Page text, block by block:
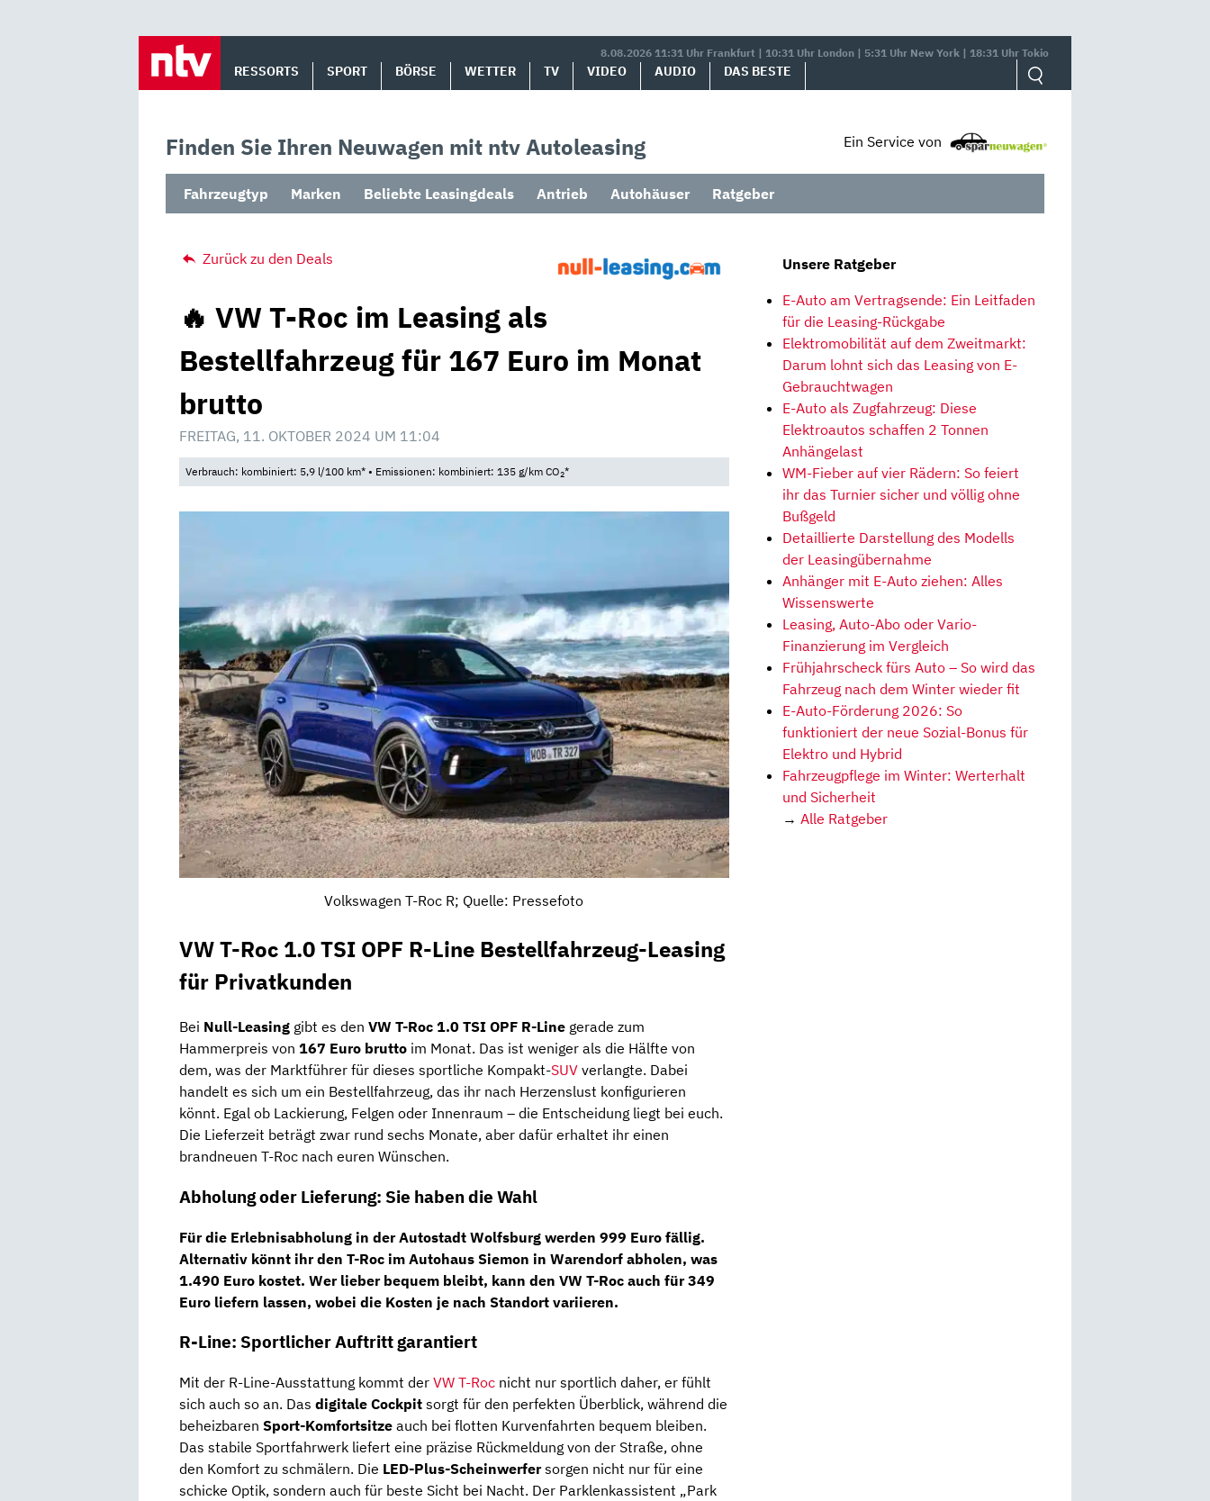
8.08.2026 11:31 Uhr Frankfurt | 10:31 Uhr London | 5:31 Uhr New York | 18:31 Uhr Tokio
RESSORTS SPORT BÖRSE WETTER TV VIDEO AUDIO DAS BESTE
Finden Sie Ihren Neuwagen mit ntv Autoleasing Ein Service von
Fahrzeugtyp Marken Beliebte Leasingdeals Antrieb Autohäuser Ratgeber
Zurück zu den Deals
🔥 VW T-Roc im Leasing als
Bestellfahrzeug für 167 Euro im Monat
brutto
FREITAG, 11. OKTOBER 2024 UM 11:04
Verbrauch: kombiniert: 5,9 l/100 km* • Emissionen: kombiniert: 135 g/km CO2*
Volkswagen T-Roc R; Quelle: Pressefoto
VW T-Roc 1.0 TSI OPF R-Line Bestellfahrzeug-Leasing
für Privatkunden
Bei Null-Leasing gibt es den VW T-Roc 1.0 TSI OPF R-Line gerade zum
Hammerpreis von 167 Euro brutto im Monat. Das ist weniger als die Hälfte von
dem, was der Marktführer für dieses sportliche Kompakt-SUV verlangte. Dabei
handelt es sich um ein Bestellfahrzeug, das ihr nach Herzenslust konfigurieren
könnt. Egal ob Lackierung, Felgen oder Innenraum – die Entscheidung liegt bei euch.
Die Lieferzeit beträgt zwar rund sechs Monate, aber dafür erhaltet ihr einen
brandneuen T-Roc nach euren Wünschen.
Abholung oder Lieferung: Sie haben die Wahl
Für die Erlebnisabholung in der Autostadt Wolfsburg werden 999 Euro fällig.
Alternativ könnt ihr den T-Roc im Autohaus Siemon in Warendorf abholen, was
1.490 Euro kostet. Wer lieber bequem bleibt, kann den VW T-Roc auch für 349
Euro liefern lassen, wobei die Kosten je nach Standort variieren.
R-Line: Sportlicher Auftritt garantiert
Mit der R-Line-Ausstattung kommt der VW T-Roc nicht nur sportlich daher, er fühlt
sich auch so an. Das digitale Cockpit sorgt für den perfekten Überblick, während die
beheizbaren Sport-Komfortsitze auch bei flotten Kurvenfahrten bequem bleiben.
Das stabile Sportfahrwerk liefert eine präzise Rückmeldung von der Straße, ohne
den Komfort zu schmälern. Die LED-Plus-Scheinwerfersorgen nicht nur für eine
schicke Optik, sondern auch für beste Sicht bei Nacht. Der Parklenkassistent „Park
Unsere Ratgeber
E-Auto am Vertragsende: Ein Leitfaden
für die Leasing-Rückgabe
Elektromobilität auf dem Zweitmarkt:
Darum lohnt sich das Leasing von E-
Gebrauchtwagen
E-Auto als Zugfahrzeug: Diese
Elektroautos schaffen 2 Tonnen
Anhängelast
WM-Fieber auf vier Rädern: So feiert
ihr das Turnier sicher und völlig ohne
Bußgeld
Detaillierte Darstellung des Modells
der Leasingübernahme
Anhänger mit E-Auto ziehen: Alles
Wissenswerte
Leasing, Auto-Abo oder Vario-
Finanzierung im Vergleich
Frühjahrscheck fürs Auto – So wird das
Fahrzeug nach dem Winter wieder fit
E-Auto-Förderung 2026: So
funktioniert der neue Sozial-Bonus für
Elektro und Hybrid
Fahrzeugpflege im Winter: Werterhalt
und Sicherheit
→ Alle Ratgeber